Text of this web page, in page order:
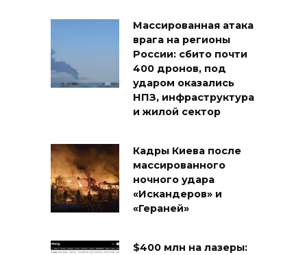
Массированная атака
врага на регионы
России: сбито почти
400 дронов, под
ударом оказались
НПЗ, инфраструктура
и жилой сектор
Кадры Киева после
массированного
ночного удара
«Искандеров» и
«Гераней»
$400 млн на лазеры: